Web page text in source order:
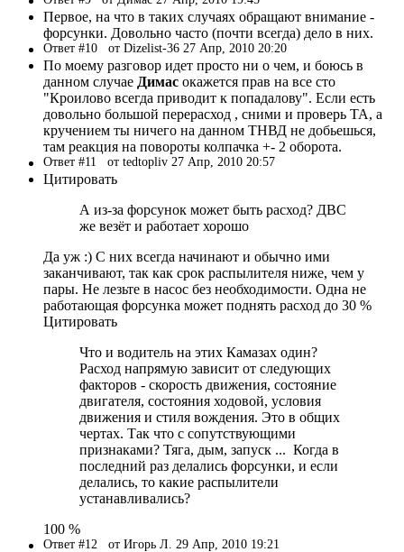
Первое, на что в таких случаях обращают внимание -
форсунки. Довольно часто (почти всегда) дело в них.
Ответ #10 от Dizelist-36 27 Апр, 2010 20:20
По моему разговор идет просто ни о чем, и боюсь в
данном случае Димас окажется прав на все сто
"Кроилово всегда приводит к попадалову". Если есть
довольно большой перерасход , сними и проверь ТА, а
кручением ты ничего на данном ТНВД не добьешься,
там реакция на повороты колпачка +- 2 оборота.
Ответ #11 от tedtopliv 27 Апр, 2010 20:57
Цитировать
А из-за форсунок может быть расход? ДВС
же везёт и работает хорошо
Да уж :) С них всегда начинают и обычно ими
заканчивают, так как срок распылителя ниже, чем у
пары. Не лезьте в насос без необходимости. Одна не
работающая форсунка может поднять расход до 30 %
Цитировать
Что и водитель на этих Камазах один?
Расход напрямую зависит от следующих
факторов - скорость движения, состояние
двигателя, состояния ходовой, условия
движения и стиля вождения. Это в общих
чертах. Так что с сопутствующими
признаками? Тяга, дым, запуск ... Когда в
последний раз делались форсунки, и если
делались, то какие распылители
устанавливались?
100 %
Ответ #12 от Игорь Л. 29 Апр, 2010 19:21